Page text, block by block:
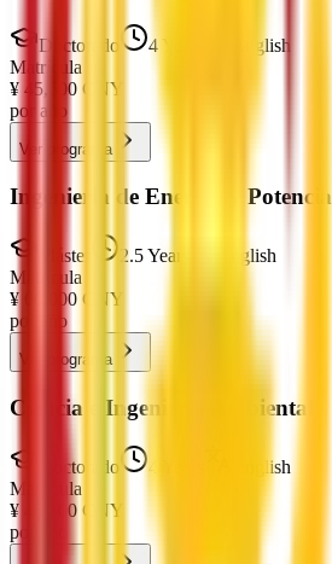
Doctorado 4 Years
English
Matrícula
¥ 45,500 CNY
por año
Ver programa
Ingeniería de Energía y Potencia
Máster 2.5 Years
English
Matrícula
¥
60,000 CNY
por año
Ver programa
Ciencia e Ingeniería Ambiental
Doctorado
English
Matrícula
¥
45,500 CNY
por año